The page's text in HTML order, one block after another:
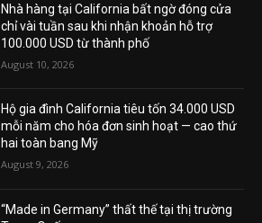
Nhà hàng tại California bất ngờ đóng cửa
chỉ vài tuần sau khi nhận khoản hỗ trợ
100.000 USD từ thành phố
August 10, 2026
Hộ gia đình California tiêu tốn 34.000 USD
mỗi năm cho hóa đơn sinh hoạt — cao thứ
hai toàn bang Mỹ
August 9, 2026
“Made in Germany” thất thế tại thị trường